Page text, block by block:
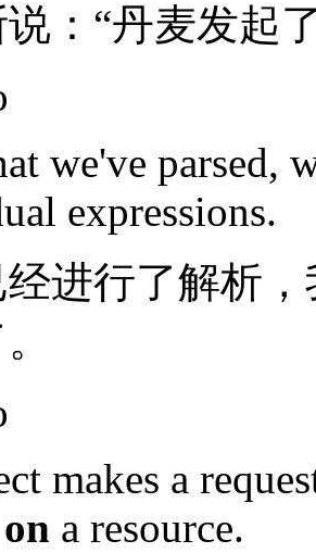
：“丹麦发起
we've parsed,
expressions.
经进行了解析 ，
。
makes a
on a resource.